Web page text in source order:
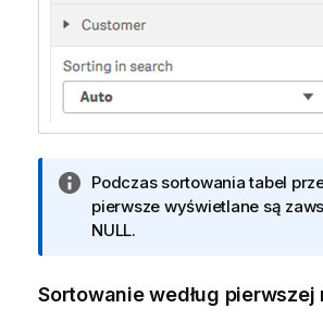
I
n
f
m
Podczas sortowania tabel
pierwsze wyświetlane są
NULL.
Sortowanie według pierwszej